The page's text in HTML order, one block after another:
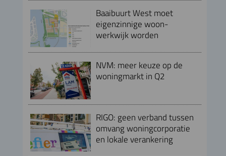
Baaibuurt West moet
eigenzinnige woon-
werkwijk worden
NVM: meer keuze op de
woningmarkt in Q2
RIGO: geen verband tussen
omvang woningcorporatie
en lokale verankering